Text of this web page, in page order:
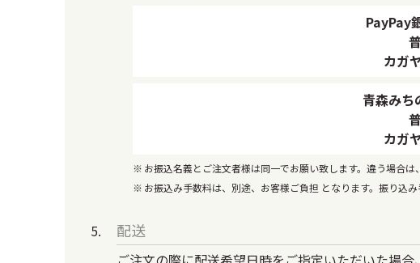
PayPay
カガ
青森みち
カガ
お振込名義とご注文者様は同一でお願い致します。違う場合は
お振込み手数料は、別途、お客様ご負担 となります。振り込
配送